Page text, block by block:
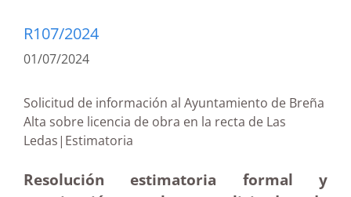
R107/2024
01/07/2024
Solicitud de información al Ayuntamiento de Breña
Alta sobre licencia de obra en la recta de Las
Ledas|Estimatoria
Resolución estimatoria formal y